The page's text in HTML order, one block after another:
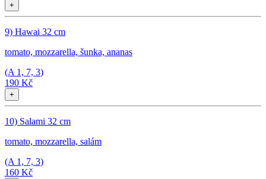
+
9) Hawai 32 cm
tomato, mozzarella, šunka, ananas
(A 1, 7, 3)
190 Kč
+
10) Salami 32 cm
tomato, mozzarella, salám
(A 1, 7, 3)
160 Kč